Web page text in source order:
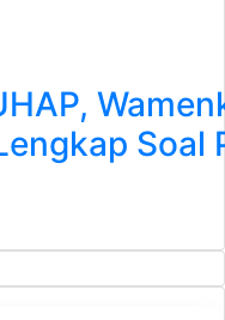
Soal